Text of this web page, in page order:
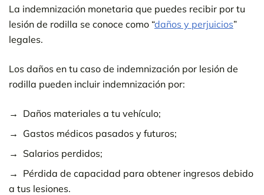
La indemnización monetaria que puedes recibir por tu
lesión de rodilla se conoce como “daños y perjuicios”
legales.
Los daños en tu caso de indemnización por lesión de
rodilla pueden incluir indemnización por:
Daños materiales a tu vehículo;
Gastos médicos pasados y futuros;
Salarios perdidos;
Pérdida de capacidad para obtener ingresos debido
a tus lesiones.